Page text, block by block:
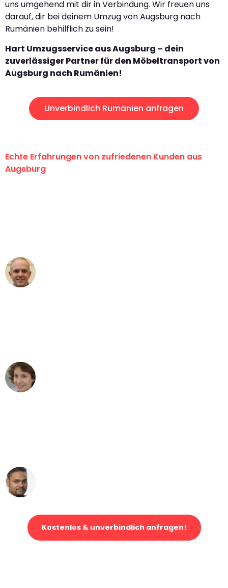
uns umgehend mit dir in Verbindung. Wir freuen uns
darauf, dir bei deinem Umzug von Augsburg nach
Rumänien behilflich zu sein!
Hart Umzugsservice aus Augsburg – dein
zuverlässiger Partner für den Möbeltransport von
Augsburg nach Rumänien!
Unverbindlich Rumänien anfragen
Echte Erfahrungen von zufriedenen Kunden aus
Augsburg
Kostenlos & unverbindlich anfragen!